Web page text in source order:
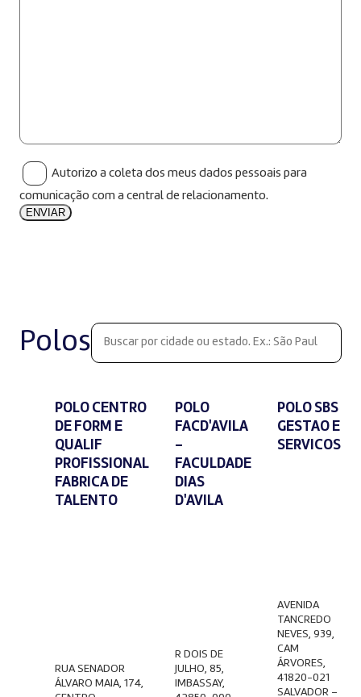
Autorizo a coleta dos meus dados pessoais para
comunicação com a central de relacionamento.
Polos
POLO CENTRO
DE FORM E
QUALIF
PROFISSIONAL
FABRICA DE
TALENTO
RUA SENADOR
ÁLVARO MAIA, 174,
POLO
FACD'AVILA
–
FACULDADE
DIAS
D'AVILA
R DOIS DE
JULHO, 85,
IMBASSAY,
POLO SBS
GESTAO E
SERVICOS
AVENIDA
TANCREDO
NEVES, 939,
CAM
ÁRVORES,
41820-021
SALVADOR –